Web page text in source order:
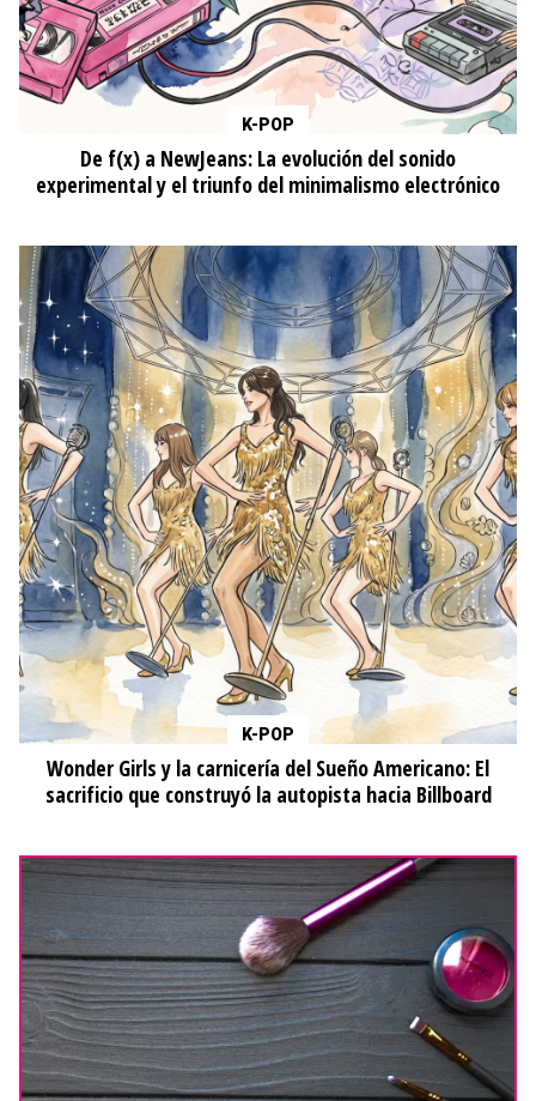
K-POP
De f(x) a NewJeans: La evolución del sonido
experimental y el triunfo del minimalismo electrónico
K-POP
Wonder Girls y la carnicería del Sueño Americano: El
sacrificio que construyó la autopista hacia Billboard